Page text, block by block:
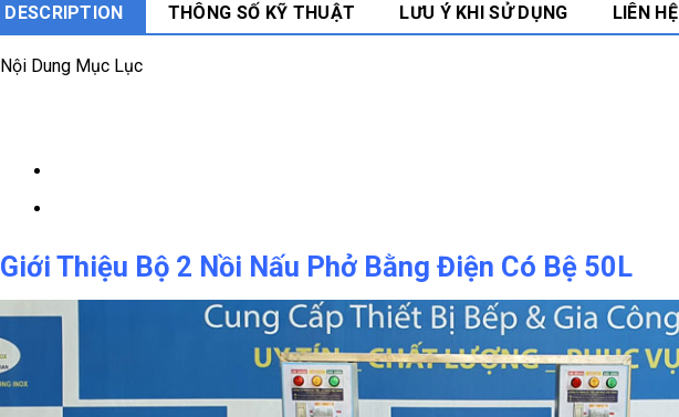
DESCRIPTION THÔNG SỐ KỸ THUẬT LƯU Ý KHI SỬ DỤNG LIÊN HỆ
Nội Dung Mục Lục
Giới Thiệu Bộ 2 Nồi Nấu Phở Bằng Điện Có Bệ 50L